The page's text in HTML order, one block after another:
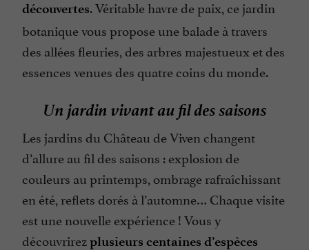
découvertes. Véritable havre de paix, ce jardin
botanique vous propose une balade à travers
des allées fleuries, des arbres majestueux et des
essences venues des quatre coins du monde.
Un jardin vivant au fil des saisons
Les jardins du Château de Viven changent
d’allure au fil des saisons : explosion de
couleurs au printemps, ombrage rafraîchissant
en été, reflets dorés à l’automne… Chaque visite
est une nouvelle expérience ! Vous y
découvrirezplusieurs centaines d’espèces